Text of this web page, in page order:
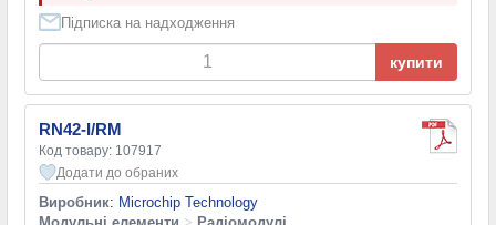
Підписка на надходження
купити
RN42-I/RM
Код товару: 107917
Додати до обраних
Виробник: Microchip Technology